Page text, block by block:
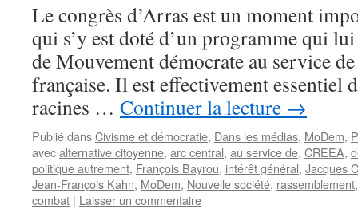
Le congrès d’Arras est un moment
qui s’y est doté d’un programme qui
de Mouvement démocrate au service
française. Il est effectivement essentiel
racines … Continuer la lecture →
Publié dansCivisme et démocratie, Dans les médias, MoDem,
avecalternative citoyenne, arc central, au service de, CREEA,
politique autrement, François Bayrou, intérêt général, Jacques
Jean-François Kahn, MoDem, Nouvelle société, rassemblement
combat | Laisser un commentaire